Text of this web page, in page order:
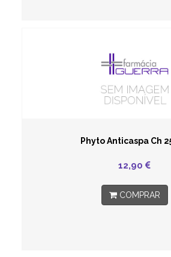
Phyto Anticaspa Ch
12,90
COMPRAR